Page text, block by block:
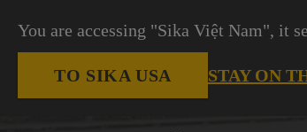
You are accessing "Sika Việt Nam", it
TO SIKA USA STAY ON